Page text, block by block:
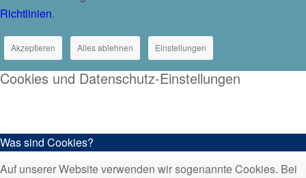
Richtlinien.
Akzeptieren Alles ablehnen Einstellungen
Cookies und Datenschutz-Einstellungen
Was sind Cookies?
Auf unserer Website verwenden wir sogenannte Cookies. Bei